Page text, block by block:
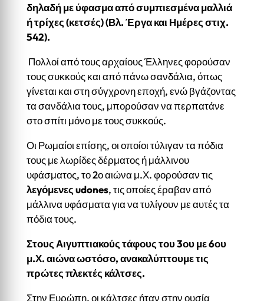
δηλαδή με ύφασμα από συμπιεσμένα μαλλιά
ή τρίχες (κετσές) (Βλ. Έργα και Ημέρες στιχ.
542).
Πολλοί από τους αρχαίους Έλληνες φορούσαν
τους συκκούς και από πάνω σανδάλια, όπως
γίνεται και στη σύγχρονη εποχή, ενώ βγάζοντας
τα σανδάλια τους, μπορούσαν να περπατάνε
στο σπίτι μόνο με τους συκκούς.
Οι Ρωμαίοι επίσης, οι οποίοι τύλιγαν τα πόδια
τους με λωρίδες δέρματος ή μάλλινου
υφάσματος, το 2ο αιώνα μ.Χ. φορούσαν τις
λεγόμενεςudones, τις οποίες έραβαν από
μάλλινα υφάσματα για να τυλίγουν με αυτές τα
πόδια τους.
Στους Αιγυπτιακούς τάφους του 3ου με 6ου
μ.Χ. αιώνα ωστόσο, ανακαλύπτουμε τις
πρώτες πλεκτές κάλτσες.
Στην Ευρώπη, οι κάλτσες ήταν στην ουσία